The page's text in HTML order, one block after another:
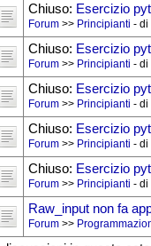
Chiuso: Esercizio
Forum>> Principianti - di
Chiuso: Esercizio
Forum>> Principianti - di
Chiuso: Esercizio
Forum>> Principianti - di
Chiuso: Esercizio
Forum>> Principianti - di
Chiuso: Esercizio
Forum>> Principianti - di
Raw_input non fa
Forum>>